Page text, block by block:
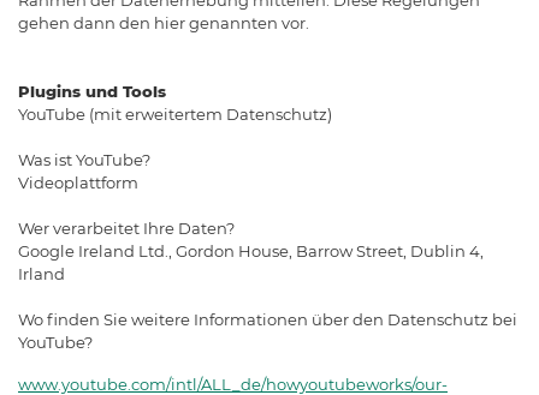
gehen dann den hier genannten vor.
Plugins und Tools
YouTube (mit erweitertem Datenschutz)
Was ist YouTube?
Videoplattform
Wer verarbeitet Ihre Daten?
Google Ireland Ltd., Gordon House, Barrow Street, Dublin 4,
Irland
Wo finden Sie weitere Informationen über den Datenschutz bei
YouTube?
www.youtube.com/intl/ALL_de/howyoutubeworks/our-